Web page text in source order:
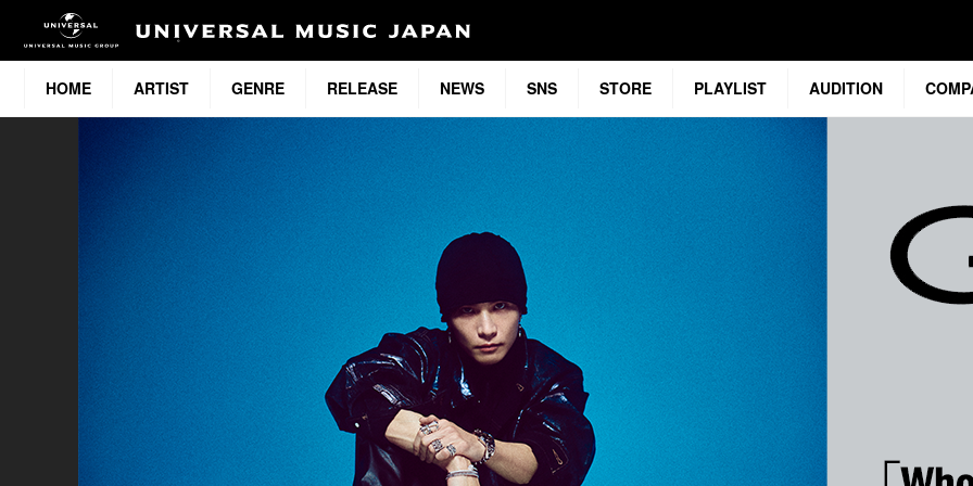
HOME ARTIST GENRE RELEASE NEWS SNS STORE PLAYLIST AUDITION